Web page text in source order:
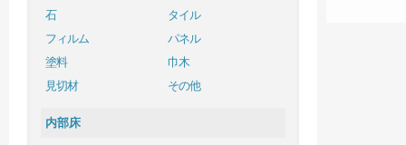
石
タイル
フィルム
パネル
塗料
巾木
見切材
その他
内部床